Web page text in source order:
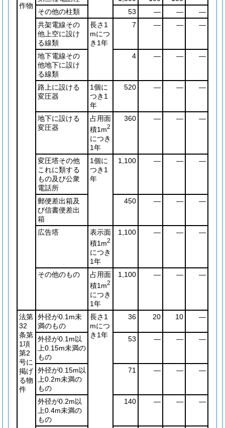
作物
その他の柱類
53 ― ―
―
共架電線その
他上空に設け
る線類
長さ1
mにつ
き1年
7 ― ― ―
地下電線その
他地下に設け
る線類
4 ― ― ―
路上に設ける
変圧器
1個に
つき1
年
520 ― ― ―
地下に設ける
変圧器
占用面
積1m2
につき
1年
360 ― ― ―
変圧塔その他
これに類する
もの及び公衆
電話所
1個に
つき1
年
1,100 ― ― ―
郵便差出箱及
び信書便差出
箱
450 ― ― ―
広告塔
表示面
積1m2
につき
1年
1,100 ― ― ―
その他のもの
占用面
積1m2
につき
1年
1,100 ― ― ―
法第
32
条第
1項
第2
号に
掲げ
る物
件
外径が0.1m未
満のもの
長さ1
mにつ
き1年
36 20 10 ―
外径が0.1m以
上0.15m未満の
もの
53 ― ― ―
外径が0.15m以
上0.2m未満の
もの
71 ― ― ―
外径が0.2m以
上0.4m未満の
もの
140 ― ― ―